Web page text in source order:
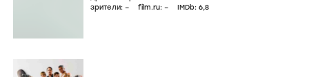
зрители: – film.ru: – IMDb: 6,8